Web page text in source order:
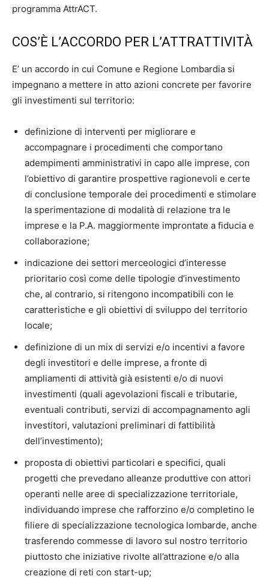
programma AttrACT.
COS’È L’ACCORDO PER L’ATTRATTIVITÀ
E’ un accordo in cui Comune e Regione Lombardia si
impegnano a mettere in atto azioni concrete per favorire
gli investimenti sul territorio:
definizione di interventi per migliorare e
accompagnare i procedimenti che comportano
adempimenti amministrativi in capo alle imprese, con
l’obiettivo di garantire prospettive ragionevoli e certe
di conclusione temporale dei procedimenti e stimolare
la sperimentazione di modalità di relazione tra le
imprese e la P.A. maggiormente improntate a fiducia e
collaborazione;
indicazione dei settori merceologici d’interesse
prioritario così come delle tipologie d’investimento
che, al contrario, si ritengono incompatibili con le
caratteristiche e gli obiettivi di sviluppo del territorio
locale;
definizione di un mix di servizi e/o incentivi a favore
degli investitori e delle imprese, a fronte di
ampliamenti di attività già esistenti e/o di nuovi
investimenti (quali agevolazioni fiscali e tributarie,
eventuali contributi, servizi di accompagnamento agli
investitori, valutazioni preliminari di fattibilità
dell’investimento);
proposta di obiettivi particolari e specifici, quali
progetti che prevedano alleanze produttive con attori
operanti nelle aree di specializzazione territoriale,
individuando imprese che rafforzino e/o completino le
filiere di specializzazione tecnologica lombarde, anche
trasferendo commesse di lavoro sul nostro territorio
piuttosto che iniziative rivolte all’attrazione e/o alla
creazione di reti con start-up;